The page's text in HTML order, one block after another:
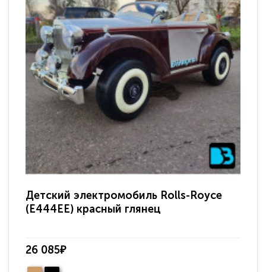
Детский электромобиль Rolls-Royce
(E444EE) красный глянец
26 085₽